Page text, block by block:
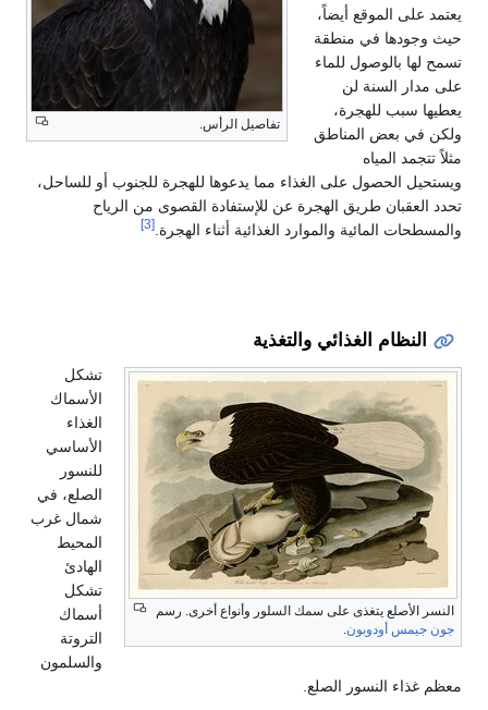
تفاصيل الرأس.
يعتمد على الموقع أيضاً،
حيث وجودها في منطقة
تسمح لها بالوصول للماء
على مدار السنة لن
يعطيها سبب للهجرة،
ولكن في بعض المناطق
مثلاً تتجمد المياه
ويستحيل الحصول على الغذاء مما يدعوها للهجرة للجنوب أو للساحل،
تحدد العقبان طريق الهجرة عن للإستفادة القصوى من الرياح
والمسطحات المائية والموارد الغذائية أثناء الهجرة.
النظام الغذائي والتغذية
النسر الأصلع يتغذى على سمك السلور وأنواع أخرى. رسم
جون جيمس أودوبون.
تشكل
الأسماك
الغذاء
الأساسي
للنسور
الصلع، في
شمال غرب
المحيط
الهادئ
تشكل
أسماك
التروتة
والسلمون
معظم غذاء النسور الصلع.